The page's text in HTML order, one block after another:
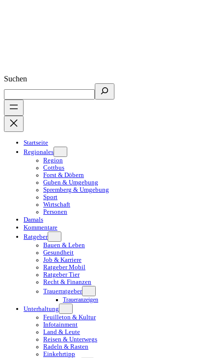
Suchen
Startseite
Regionales
Region
Cottbus
Forst & Döbern
Guben & Umgebung
Spremberg & Umgebung
Sport
Wirtschaft
Personen
Damals
Kommentare
Ratgeber
Bauen & Leben
Gesundheit
Job & Karriere
Ratgeber Mobil
Ratgeber Tier
Recht & Finanzen
Trauerratgeber
Traueranzeigen
Unterhaltung
Feuilleton & Kultur
Infotainment
Land & Leute
Reisen & Unterwegs
Radeln & Rasten
Einkehrtipp